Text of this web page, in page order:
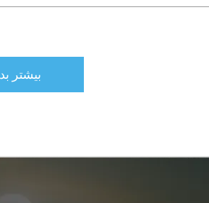
بیشتر